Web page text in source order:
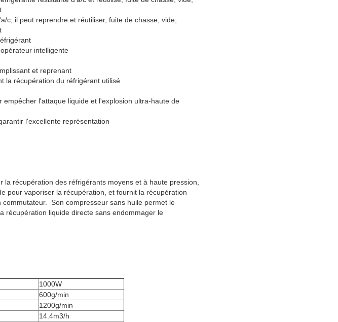
c, il peut reprendre et réutiliser, fuite de chasse, vide,
intelligente
et reprenant
la récupération du réfrigérant utilisé
l'attaque liquide et l'explosion ultra-haute de
l'excellente représentation
récupération des réfrigérants moyens et à haute pression,
pour vaporiser la récupération, et fournit la récupération
Son compresseur sans huile permet le
récupération liquide directe sans endommager le
1000W
600g/min
1200g/min
14.4m3/h